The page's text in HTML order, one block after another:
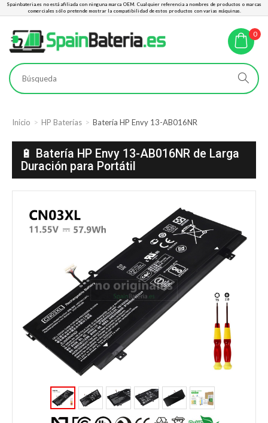
Spainbateria.es no está afiliada con ninguna marca OEM. Cualquier referencia a nombres de productos o marcas
comerciales sólo pretende mostrar la compatibilidad de estos productos con varias máquinas.
0
Inicio HP Baterías Batería HP Envy 13-AB016NR
🔋 Batería HP Envy 13-AB016NR de Larga
Duración para Portátil